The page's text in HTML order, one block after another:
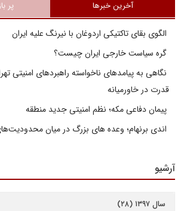
آخرین خبرها پر
الگوی بقای تاکتیکی اردوغان با نیرنگ علیه ایران
گره سیاست خارجی ایران چیست؟
نگاهی به پیامدهای ناخواسته راهبردهای امنیتی
قدرت در خاورمیانه
پیمان دفاعی مکه؛ نظم امنیتی جدید منطقه
اندی برنهام؛ وعده های بزرگ در میان
آرشیو
سال ۱۳۹۷ (۲۸)